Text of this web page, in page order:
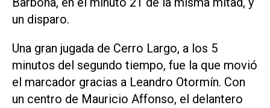
un disparo.
Una gran jugada de Cerro Largo, a los 5
minutos del segundo tiempo, fue la que movió
el marcador gracias a Leandro Otormín. Con
un centro de Mauricio Affonso, el delantero